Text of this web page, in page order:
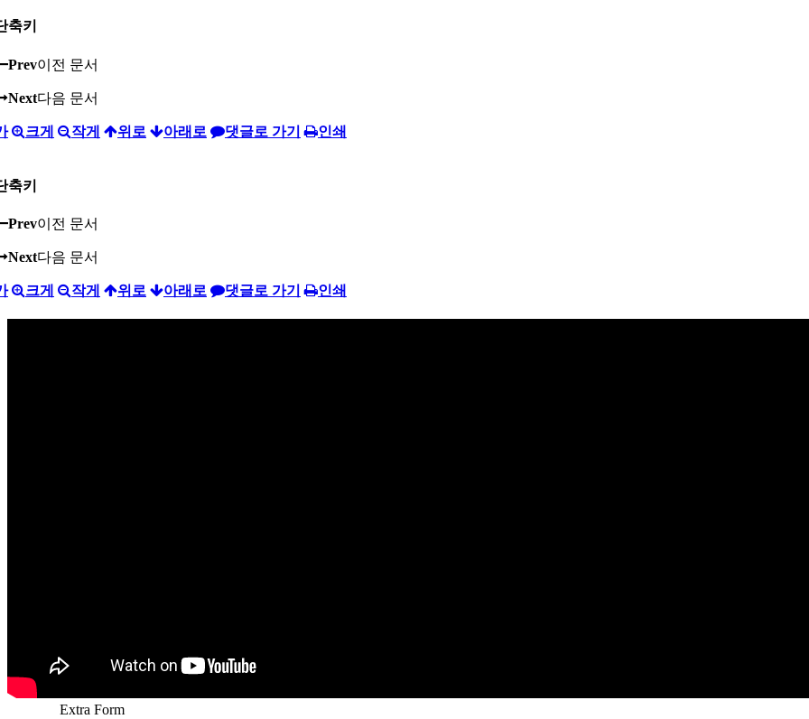
축키
Prev이전 문서
Next다음 문서
크게 작게 위로 아래로 댓글로 가기 인쇄
축키
Prev이전 문서
Next다음 문서
크게 작게 위로 아래로 댓글로 가기 인쇄
Extra Form